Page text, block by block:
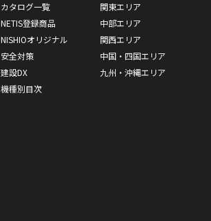
カタログ一覧
NETIS登録商品
NISHIOオリジナル
安全対策
建設DX
機種別目次
関東エリア
中部エリア
関西エリア
中国・四国エリア
九州・沖縄エリア